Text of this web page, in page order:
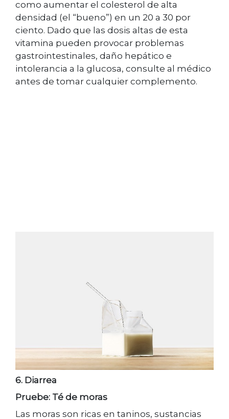
como aumentar el colesterol de alta
densidad (el “bueno”) en un 20 a 30 por
ciento. Dado que las dosis altas de esta
vitamina pueden provocar problemas
gastrointestinales, daño hepático e
intolerancia a la glucosa, consulte al médico
antes de tomar cualquier complemento.
6. Diarrea
Pruebe: Té de moras
Las moras son ricas en taninos, sustancias